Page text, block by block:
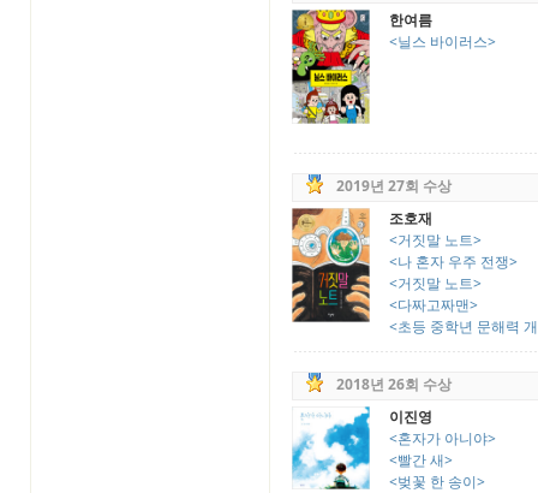
한여름
<닐스 바이러스>
2019년 27회 수상
조호재
<거짓말 노트>
<나 혼자 우주 전쟁>
<거짓말 노트>
<다짜고짜맨>
<초등 중학년 문해력
2018년 26회 수상
이진영
<혼자가 아니야>
<빨간 새>
<벚꽃 한 송이>